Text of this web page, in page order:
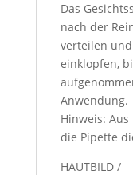
Das
nach der
verteilen
einklopfen,
Anwendung.
Hinweis:
die Pipette
HAUTBILD /